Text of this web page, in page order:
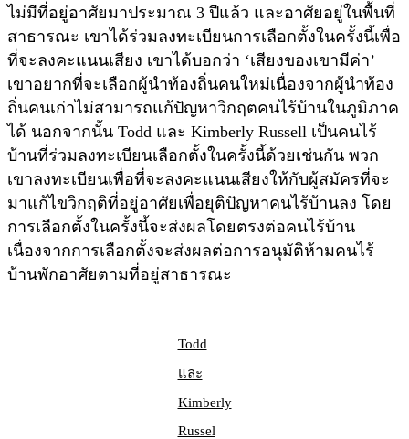
ไม่มีที่อยู่อาศัยมาประมาณ 3 ปีแล้ว และอาศัยอยู่ในพื้นที่
สาธารณะ เขาได้ร่วมลงทะเบียนการเลือกตั้งในครั้งนี้เพื่อ
ที่จะลงคะแนนเสียง เขาได้บอกว่า ‘เสียงของเขามีค่า’
เขาอยากที่จะเลือกผู้นำท้องถิ่นคนใหม่เนื่องจากผู้นําท้อง
ถิ่นคนเก่าไม่สามารถแก้ปัญหาวิกฤตคนไร้บ้านในภูมิภาค
ได้ นอกจากนั้น Todd และ Kimberly Russell เป็นคนไร้
บ้านที่ร่วมลงทะเบียนเลือกตั้งในครั้งนี้ด้วยเช่นกัน พวก
เขาลงทะเบียนเพื่อที่จะลงคะแนนเสียงให้กับผู้สมัครที่จะ
มาแก้ไขวิกฤติที่อยู่อาศัยเพื่อยุติปัญหาคนไร้บ้านลง โดย
การเลือกตั้งในครั้งนี้จะส่งผลโดยตรงต่อคนไร้บ้าน
เนื่องจากการเลือกตั้งจะส่งผลต่อการอนุมัติห้ามคนไร้
บ้านพักอาศัยตามที่อยู่สาธารณะ
Todd
และ
Kimberly
Russel